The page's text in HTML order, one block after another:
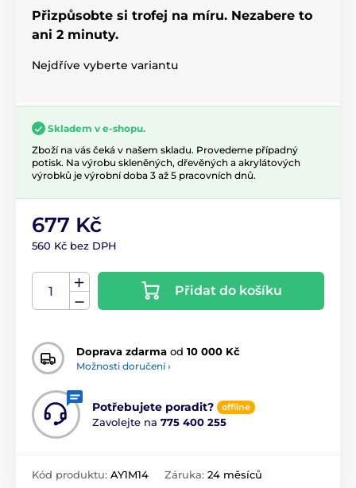
Přizpůsobte si trofej na míru. Nezabere to
ani 2 minuty.
Nejdříve vyberte variantu
Skladem v e-shopu.
Zboží na vás čeká v našem skladu. Provedeme případný
potisk. Na výrobu skleněných, dřevěných a akrylátových
výrobků je výrobní doba 3 až 5 pracovních dnů.
677 Kč
560 Kč bez DPH
Přidat do košíku
Doprava zdarma od 10 000 Kč
Možnosti doručení ›
Potřebujete poradit? offline
Zavolejte na 775 400 255
Kód produktu: AY1M14 Záruka: 24 měsíců